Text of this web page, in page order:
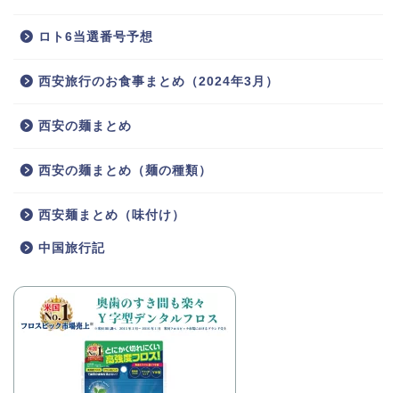
ロト6当選番号予想
西安旅行のお食事まとめ（2024年3月）
西安の麺まとめ
西安の麺まとめ（麺の種類）
西安麺まとめ（味付け）
中国旅行記